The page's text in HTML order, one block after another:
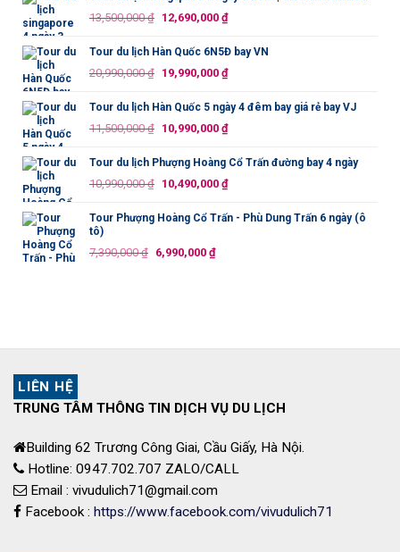
2,650,000 ₫.
là:
13,500,000₫ Giá
là:
13,500,000 ₫.
12,690,000 ₫Giá
tại
là:
Tour du lịch Hàn Quốc 6N5Đ bay VN
20,990,000₫ Giá
là:
20,990,000 ₫.
19,990,000 ₫Giá
tại
là:
Tour du lịch Hàn Quốc 5 ngày 4 đêm bay giá rẻ bay VJ
11,500,000₫ Giá
là:
11,500,000 ₫.
10,990,000 ₫Giá
tại
là:
Tour du lịch Phượng Hoàng Cổ Trấn đường bay 4 ngày
10,990,000₫ Giá
là:
10,490,000 ₫Giá
tại
Tour Phượng Hoàng Cổ Trấn - Phù Dung Trấn 6 ngày (ô
tô)
7,390,000₫ Giá
6,990,000 ₫Giá
LIÊN HỆ
TRUNG TÂM THÔNG TIN DỊCH VỤ DU LỊCH
Building 62 Trương Công Giai, Cầu Giấy, Hà Nội.
Hotline: 0947.702.707 ZALO/CALL
Email : vivudulich71@gmail.com
Facebook : https://www.facebook.com/vivudulich71